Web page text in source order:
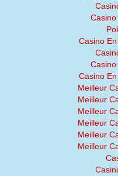
Casino
Casino
Meilleur
Meilleur
Meilleur
Meilleur
Meilleur
Meilleur